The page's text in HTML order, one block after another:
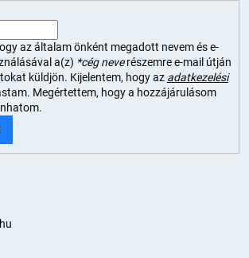
az általam önként megadott nevem és e-
a(z) *cég neverészemre e-mail útján
küldjön. Kijelentem, hogy az adatkezelési
Megértettem, hogy a hozzájárulásom